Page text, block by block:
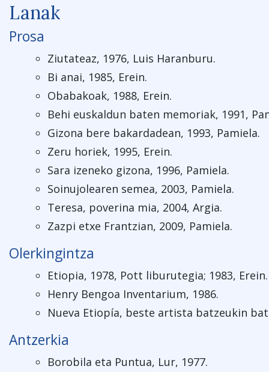
Lanak
Prosa
Ziutateaz, 1976, Luis Haranburu.
Bi anai, 1985, Erein.
Obabakoak, 1988, Erein.
Behi euskaldun baten memoriak, 1991,
Gizona bere bakardadean, 1993, Pamiela.
Zeru horiek, 1995, Erein.
Sara izeneko gizona, 1996, Pamiela.
Soinujolearen semea, 2003, Pamiela.
Teresa, poverina mia, 2004, Argia.
Zazpi etxe Frantzian, 2009, Pamiela.
Olerkingintza
Etiopia, 1978, Pott liburutegia; 1983, Erein.
Henry Bengoa Inventarium, 1986.
Nueva Etiopía, beste artista batzeukin
Antzerkia
Borobila eta Puntua, Lur, 1977.